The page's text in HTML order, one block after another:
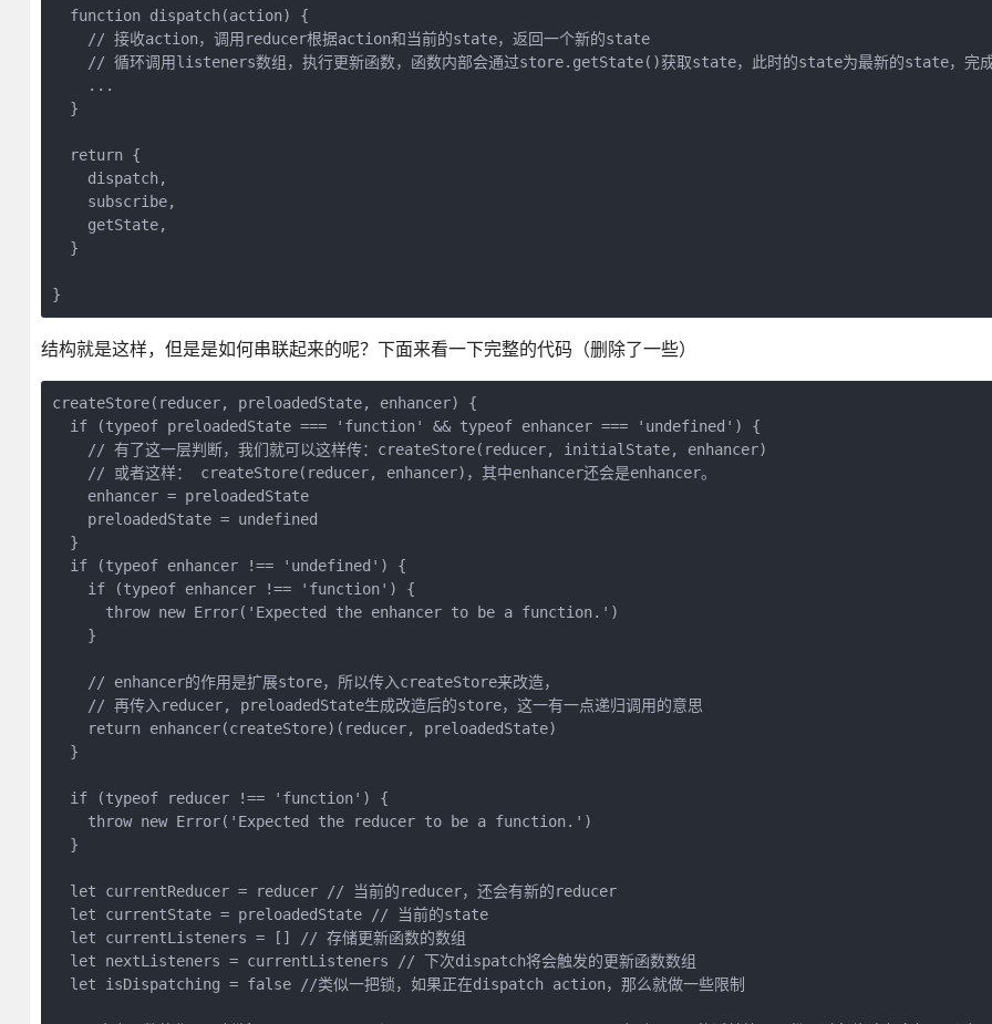
  function dispatch(action) {
    // 接收action，调用reducer根据action和当前的state，返回一个新的state
// 循环调用listeners数组，执行更新函数，函数内部会通过store.getState()获取state，此时的state为最新的state，完
    ...
  }
  return {
    dispatch,
    subscribe,
    getState,
  }
}
结构就是这样，但是是如何串联起来的呢？下面来看一下完整的代码（删除了一些）
createStore(reducer, preloadedState, enhancer) {
  if (typeof preloadedState === 'function' && typeof enhancer === 'undefined') {
    // 有了这一层判断，我们就可以这样传：createStore(reducer, initialState, enhancer)
    // 或者这样： createStore(reducer, enhancer)，其中enhancer还会是enhancer。
    enhancer = preloadedState
    preloadedState = undefined
  }
  if (typeof enhancer !== 'undefined') {
    if (typeof enhancer !== 'function') {
      throw new Error('Expected the enhancer to be a function.')
    }
    // enhancer的作用是扩展store，所以传入createStore来改造，
    // 再传入reducer, preloadedState生成改造后的store，这一有一点递归调用的意思
    return enhancer(createStore)(reducer, preloadedState)
  }
  if (typeof reducer !== 'function') {
    throw new Error('Expected the reducer to be a function.')
  }
  let currentReducer = reducer // 当前的reducer，还会有新的reducer
  let currentState = preloadedState // 当前的state
  let currentListeners = [] // 存储更新函数的数组
  let nextListeners = currentListeners // 下次dispatch将会触发的更新函数数组
  let isDispatching = false //类似一把锁，如果正在dispatch action，那么就做一些限制